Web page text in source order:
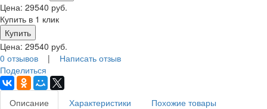
Цена: 29540 руб.
Купить в 1 клик
Цена: 29540 руб.
0 отзывов | Написать отзыв
Поделиться
Описание Характеристики Похожие товары